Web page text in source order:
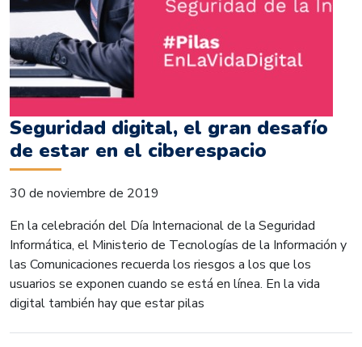
Seguridad digital, el gran desafío
de estar en el ciberespacio
30 de noviembre de 2019
En la celebración del Día Internacional de la Seguridad
Informática, el Ministerio de Tecnologías de la Información y
las Comunicaciones recuerda los riesgos a los que los
usuarios se exponen cuando se está en línea. En la vida
digital también hay que estar pilas